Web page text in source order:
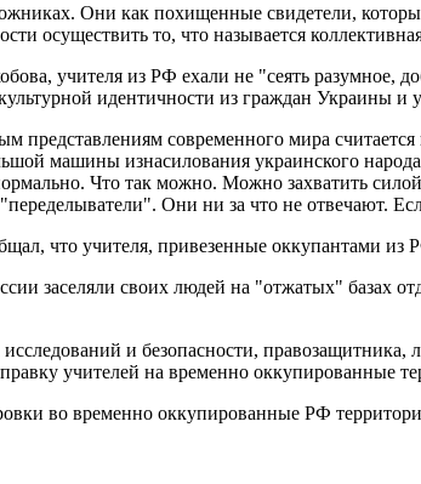
Они как похищенные свидетели,
осуществить то, что называется
учителя из РФ ехали не "сеять разумное,
идентичности из граждан Украины и
представлениям современного мира
машины изнасилования украинского
Что так можно. Можно захватить
Они ни за что не отвечают.
что учителя, привезенные оккупантами из
заселяли своих людей на "отжатых" базах
и безопасности,
учителей на временно оккупированные
во временно оккупированные РФ